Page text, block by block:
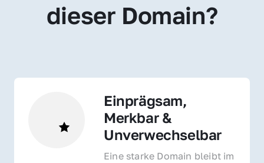
dieser Domain?
Einprägsam,
Merkbar &
Unverwechselbar
Eine starke Domain bleibt im